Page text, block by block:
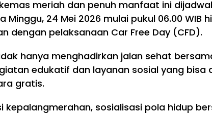
meriah dan penuh manfaat ini
Minggu, 24 Mei 2026 mulai pukul 06.00 WIB
dengan pelaksanaan Car Free Day (CFD).
hanya menghadirkan jalan sehat
edukatif dan layanan sosial yang bisa
gratis.
kepalangmerahan, sosialisasi pola hidup